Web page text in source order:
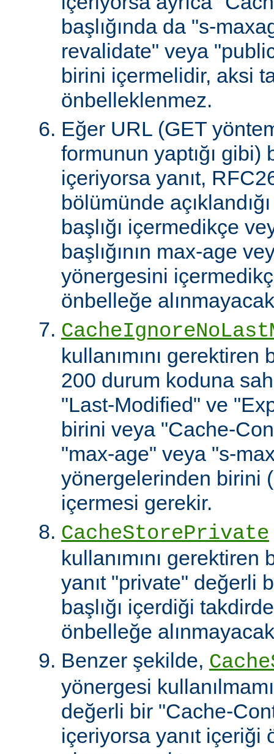
başlığında da "s-
revalidate" veya
birini içermelidir, aksi
önbelleklenmez.
Eğer URL (GET
formunun yaptığı
içeriyorsa yanıt,
bölümünde
başlığı içermedikçe
başlığının max-age
yönergesini
önbelleğe
kullanımını gerektiren
200 durum koduna
"Last-Modified" ve
birini veya "Cache-
"max-age" veya "s-
yönergelerinden birini
içermesi gerekir.
CacheStorePrivate
kullanımını gerektiren
yanıt "private" değerli
başlığı içerdiği
önbelleğe
Benzer şekilde,
yönergesi
değerli bir "Cache-
içeriyorsa yanıt içeriği